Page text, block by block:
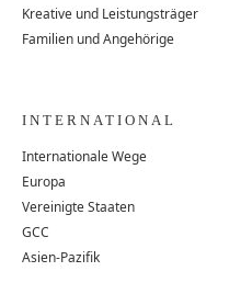
Kreative und Leistungsträger
Familien und Angehörige
INTERNATIONAL
Internationale Wege
Europa
Vereinigte Staaten
GCC
Asien-Pazifik